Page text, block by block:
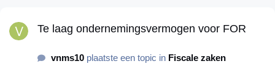
Te laag ondernemingsvermogen voor FOR
vnms10 plaatste een topic in Fiscale zaken